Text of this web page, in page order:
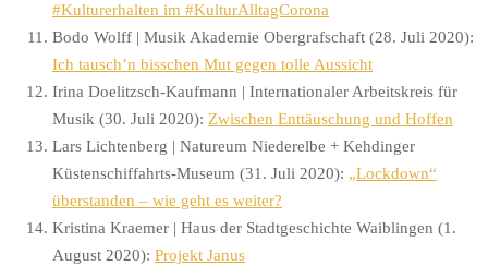
#Kulturerhalten im #KulturAlltagCorona
Bodo Wolff | Musik Akademie Obergrafschaft (28. Juli 2020):
Ich tausch’n bisschen Mut gegen tolle Aussicht
Irina Doelitzsch-Kaufmann | Internationaler Arbeitskreis für
Musik (30. Juli 2020): Zwischen Enttäuschung und Hoffen
Lars Lichtenberg | Natureum Niederelbe + Kehdinger
Küstenschiffahrts-Museum (31. Juli 2020): „Lockdown“
überstanden – wie geht es weiter?
Kristina Kraemer | Haus der Stadtgeschichte Waiblingen (1.
August 2020): Projekt Janus